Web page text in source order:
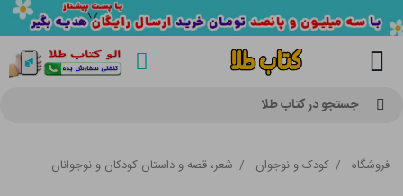
جستجو در کتاب طلا
فروشگاه / کودک و نوجوان / شعر، قصه و داستان کودکان و نوجوانان